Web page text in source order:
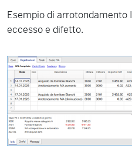
Esempio di arrotondamento
eccesso e difetto.